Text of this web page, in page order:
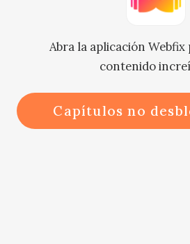
calma.
"Sabrina, deja de
que no he hecho".
Abra la aplicación Webfix
contenido
Capítulos no